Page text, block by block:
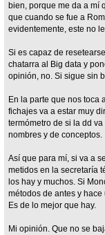
bien, porque me da a mí
que cuando se fue a
evidentemente, este no
Si es capaz de
chatarra al Big data y
opinión, no. Si sigue sin
En la parte que nos toca
fichajes va a estar muy
termómetro de si la dd
nombres y de conceptos.
Así que para mí, si va a
metidos en la secretaría
los hay y muchos. Si
métodos de antes y
Es de lo mejor que hay.
Mi opinión. Que no se